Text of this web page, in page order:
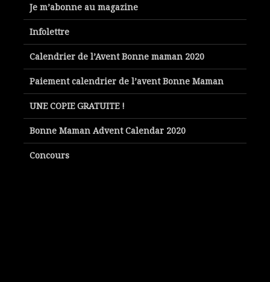
Je m’abonne au magazine
Infolettre
Calendrier de l’Avent Bonne maman 2020
Paiement calendrier de l’avent Bonne Maman
UNE COPIE GRATUITE !
Bonne Maman Advent Calendar 2020
Concours